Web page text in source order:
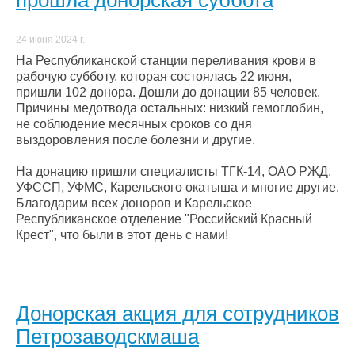
24 июня 2024 г.
На Республиканской станции переливания крови в
рабочую субботу, которая состоялась 22 июня,
пришли 102 донора. Дошли до донации 85 человек.
Причины медотвода остальных: низкий гемоглобин,
не соблюдение месячных сроков со дня
выздоровления после болезни и другие.
На донацию пришли специалисты ТГК-14, ОАО РЖД,
УФССП, УФМС, Карельского окатыша и многие другие.
Благодарим всех доноров и Карельское
Республиканское отделение "Российский Красный
Крест", что были в этот день с нами!
Донорская акция для сотрудников
Петрозаводскмаша